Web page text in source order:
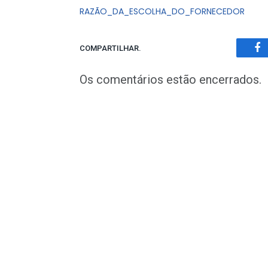
RAZÃO_DA_ESCOLHA_DO_FORNECEDOR
COMPARTILHAR.
Os comentários estão encerrados.